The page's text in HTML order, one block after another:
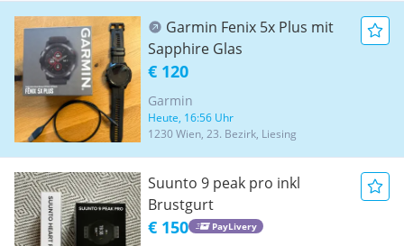
Garmin Fenix 5x Plus mit
Sapphire Glas
€ 120
Garmin
Heute, 16:56 Uhr
1230 Wien, 23. Bezirk, Liesing
Suunto 9 peak pro inkl
Brustgurt
€ 150 PayLivery